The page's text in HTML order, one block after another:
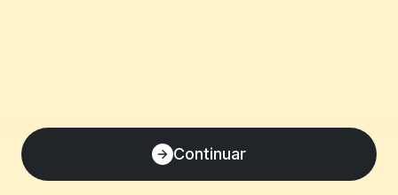
Continuar